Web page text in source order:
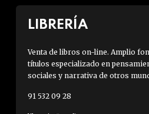
LIBRERÍA
Venta de libros on-line. Amplio
títulos especializado en
sociales y narrativa de otros
91 532 09 28